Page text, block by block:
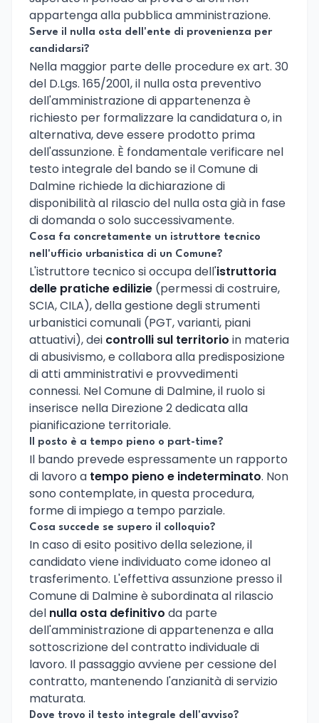
appartenga alla pubblica amministrazione.
Serve il nulla osta dell'ente di provenienza per
candidarsi?
Nella maggior parte delle procedure ex art. 30
del D.Lgs. 165/2001, il nulla osta preventivo
dell'amministrazione di appartenenza è
richiesto per formalizzare la candidatura o, in
alternativa, deve essere prodotto prima
dell'assunzione. È fondamentale verificare nel
testo integrale del bando se il Comune di
Dalmine richiede la dichiarazione di
disponibilità al rilascio del nulla osta già in fase
di domanda o solo successivamente.
Cosa fa concretamente un istruttore tecnico
nell'ufficio urbanistica di un Comune?
L'istruttore tecnico si occupa dell'istruttoria
delle pratiche edilizie (permessi di costruire,
SCIA, CILA), della gestione degli strumenti
urbanistici comunali (PGT, varianti, piani
attuativi), dei controlli sul territorio in materia
di abusivismo, e collabora alla predisposizione
di atti amministrativi e provvedimenti
connessi. Nel Comune di Dalmine, il ruolo si
inserisce nella Direzione 2 dedicata alla
pianificazione territoriale.
Il posto è a tempo pieno o part-time?
Il bando prevede espressamente un rapporto
di lavoro a tempo pieno e indeterminato. Non
sono contemplate, in questa procedura,
forme di impiego a tempo parziale.
Cosa succede se supero il colloquio?
In caso di esito positivo della selezione, il
candidato viene individuato come idoneo al
trasferimento. L'effettiva assunzione presso il
Comune di Dalmine è subordinata al rilascio
del nulla osta definitivo da parte
dell'amministrazione di appartenenza e alla
sottoscrizione del contratto individuale di
lavoro. Il passaggio avviene per cessione del
contratto, mantenendo l'anzianità di servizio
maturata.
Dove trovo il testo integrale dell'avviso?